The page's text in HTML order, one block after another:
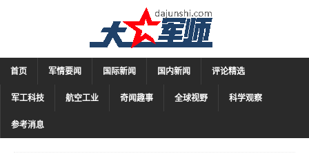
首页 军情要闻 国际新闻 国内新闻 评论精选
军工科技 航空工业 奇闻趣事 全球视野 科学观察
参考消息